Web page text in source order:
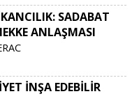
SADABAT
ANLAŞMASI
İNŞA EDEBİLİR